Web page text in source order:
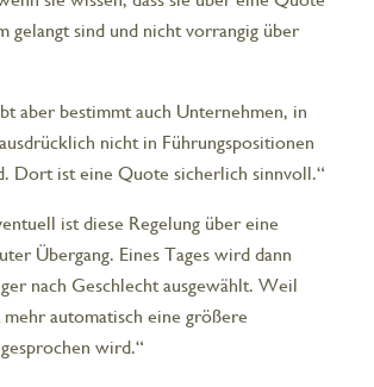
gelangt sind und nicht vorrangig über
aber bestimmt auch Unternehmen, in
nicht in Führungspositionen
Dort ist eine Quote sicherlich sinnvoll.“
ist diese Regelung über eine
Übergang. Eines Tages wird dann
nach Geschlecht ausgewählt. Weil
automatisch eine größere
wird.“